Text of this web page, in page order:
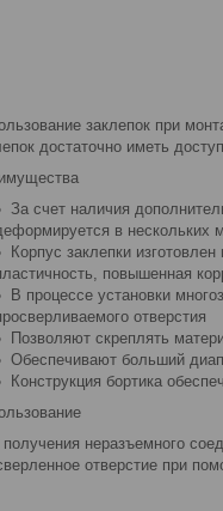
заклепок при
достаточно иметь
За счет наличия
в нескольких
Корпус заклепки
повышенная
В процессе установки
отверстия
Позволяют скреплять
Обеспечивают больший
Конструкция бортика
неразъемного
отверстие при